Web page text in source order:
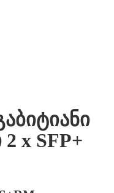
x SFP+